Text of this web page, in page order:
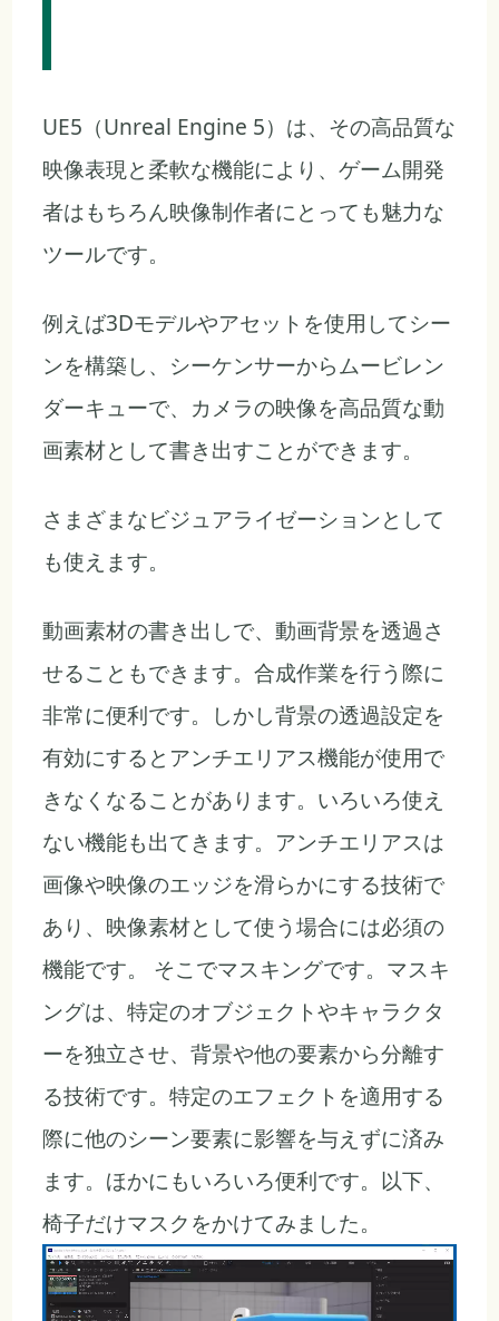
UE5（Unreal Engine 5）は、その高品質な
映像表現と柔軟な機能により、ゲーム開発
者はもちろん映像制作者にとっても魅力な
ツールです。
例えば3Dモデルやアセットを使用してシー
ンを構築し、シーケンサーからムービレン
ダーキューで、カメラの映像を高品質な動
画素材として書き出すことができます。
さまざまなビジュアライゼーションとして
も使えます。
動画素材の書き出しで、動画背景を透過さ
せることもできます。合成作業を行う際に
非常に便利です。しかし背景の透過設定を
有効にするとアンチエリアス機能が使用で
きなくなることがあります。いろいろ使え
ない機能も出てきます。アンチエリアスは
画像や映像のエッジを滑らかにする技術で
あり、映像素材として使う場合には必須の
機能です。 そこでマスキングです。マスキ
ングは、特定のオブジェクトやキャラクタ
ーを独立させ、背景や他の要素から分離す
る技術です。特定のエフェクトを適用する
際に他のシーン要素に影響を与えずに済み
ます。ほかにもいろいろ便利です。以下、
椅子だけマスクをかけてみました。